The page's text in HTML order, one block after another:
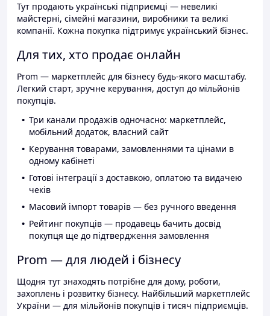
Тут продають українські підприємці — невеликі
майстерні, сімейні магазини, виробники та великі
компанії. Кожна покупка підтримує український бізнес.
Для тих, хто продає онлайн
Prom — маркетплейс для бізнесу будь-якого масштабу.
Легкий старт, зручне керування, доступ до мільйонів
покупців.
Три канали продажів одночасно: маркетплейс,
мобільний додаток, власний сайт
Керування товарами, замовленнями та цінами в
одному кабінеті
Готові інтеграції з доставкою, оплатою та видачею
чеків
Масовий імпорт товарів — без ручного введення
Рейтинг покупців — продавець бачить досвід
покупця ще до підтвердження замовлення
Prom — для людей і бізнесу
Щодня тут знаходять потрібне для дому, роботи,
захоплень і розвитку бізнесу. Найбільший маркетплейс
України — для мільйонів покупців і тисяч підприємців.